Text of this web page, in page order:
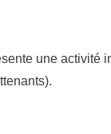
une activité